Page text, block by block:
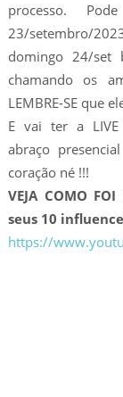
processo.
23/setembro/
domingo 24/set
chamando os
LEMBRE-SE que
E vai ter a LIVE
abraço
coração né !!!
VEJA COMO
seus 10
https://